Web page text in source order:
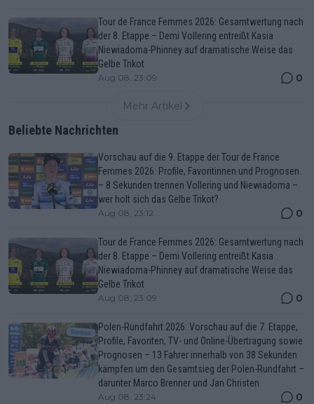
Tour de France Femmes 2026: Gesamtwertung nach
der 8. Etappe – Demi Vollering entreißt Kasia
Niewiadoma-Phinney auf dramatische Weise das
Gelbe Trikot
Aug 08, 23:09 0
Mehr Artikel
Beliebte Nachrichten
Vorschau auf die 9. Etappe der Tour de France
Femmes 2026: Profile, Favoritinnen und Prognosen
– 8 Sekunden trennen Vollering und Niewiadoma –
wer holt sich das Gelbe Trikot?
Aug 08, 23:12 0
Tour de France Femmes 2026: Gesamtwertung nach
der 8. Etappe – Demi Vollering entreißt Kasia
Niewiadoma-Phinney auf dramatische Weise das
Gelbe Trikot
Aug 08, 23:09 0
Polen-Rundfahrt 2026: Vorschau auf die 7. Etappe,
Profile, Favoriten, TV- und Online-Übertragung sowie
Prognosen – 13 Fahrer innerhalb von 38 Sekunden
kämpfen um den Gesamtsieg der Polen-Rundfahrt –
darunter Marco Brenner und Jan Christen
Aug 08, 23:24 0